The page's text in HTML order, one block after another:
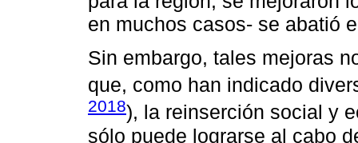
en muchos casos- se abatió
Sin embargo, tales mejoras
que, como han indicado
2018), la reinserción social y
sólo puede lograrse al cabo